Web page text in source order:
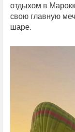
отдыхом в
свою главную
шаре.